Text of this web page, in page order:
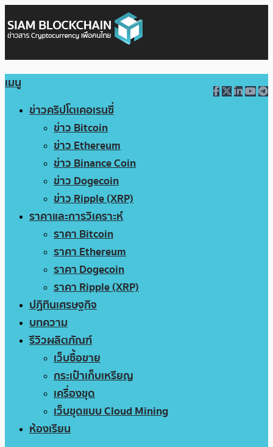
เมนู
ข่าวคริปโตเคอเรนซี่
ข่าว Bitcoin
ข่าว Ethereum
ข่าว Binance Coin
ข่าว Dogecoin
ข่าว Ripple (XRP)
ราคาและการวิเคราะห์
ราคา Bitcoin
ราคา Ethereum
ราคา Dogecoin
ราคา Ripple (XRP)
ปฏิทินเศรษฐกิจ
บทความ
รีวิวผลิตภัณฑ์
เว็บซื้อขาย
กระเป๋าเก็บเหรียญ
เครื่องขุด
เว็บขุดแบบ Cloud Mining
ห้องเรียน